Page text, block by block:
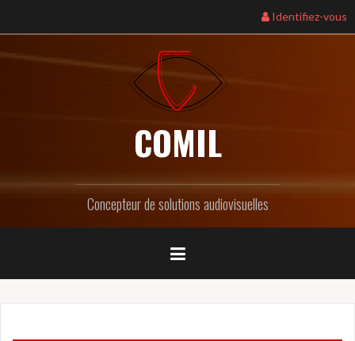
Identifiez-vous
COMIL
Concepteur de solutions audiovisuelles